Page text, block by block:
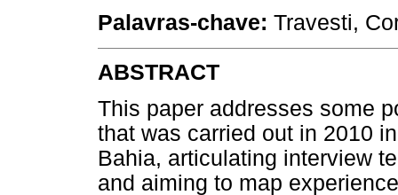
Palavras-chave: Travesti,
ABSTRACT
This paper addresses some
that was carried out in 2010
Bahia, articulating interview
and aiming to map